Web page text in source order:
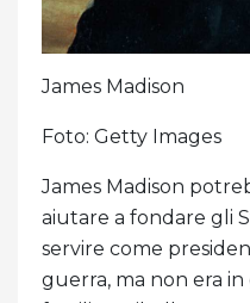
James Madison
Foto: Getty Images
James Madison
aiutare a fondare gli
servire come
guerra, ma non era